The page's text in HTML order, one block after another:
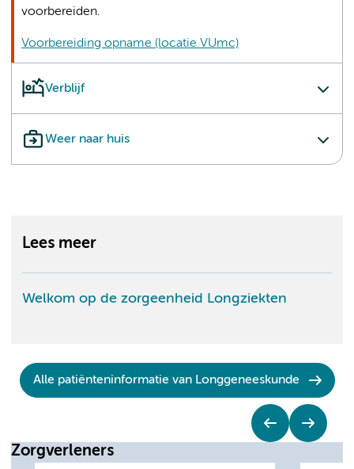
Verblijf
Weer naar huis
voorbereiden.
Voorbereiding opname (locatie VUmc)
Lees meer
Welkom op de zorgeenheid Longziekten
Alle patiënteninformatie van Longgeneeskunde
Zorgverleners